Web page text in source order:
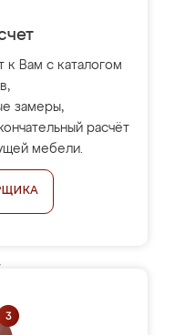
к Вам с каталогом
замеры,
расчёт
мебели.